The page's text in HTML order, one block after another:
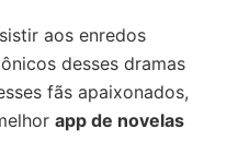
aos enredos
desses dramas
fãs apaixonados,
app de novelas